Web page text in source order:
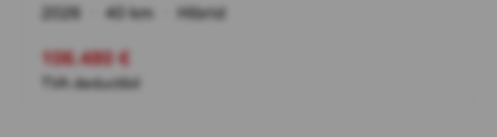
2026 40 km Hibrid
106.480 €
TVA deductibil